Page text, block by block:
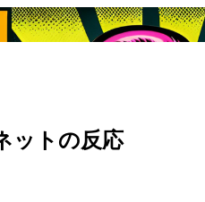
ットの反応